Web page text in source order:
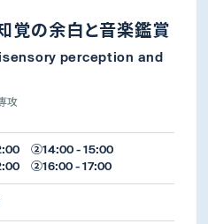
覚の余白と音楽鑑賞
perception and
攻
②14:00 - 15:00
②16:00 - 17:00